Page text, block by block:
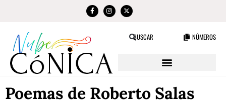
BUSCAR NÚMEROS
Poemas de Roberto Salas